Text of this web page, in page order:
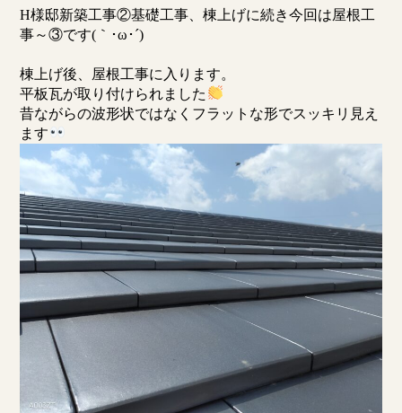
H様邸新築工事②基礎工事、棟上げに続き今回は屋根工
事～③です(｀･ω･´)ゞ
棟上げ後、屋根工事に入ります。
平板瓦が取り付けられました
昔ながらの波形状ではなくフラットな形でスッキリ見え
ます